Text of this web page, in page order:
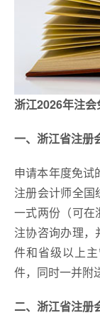
浙江2026年注
一、浙江省注册
申请本年度免试
注册会计师全国
一式两份（可在
注协咨询办理
件和省级以上
件，同时一并附
二、浙江省注册